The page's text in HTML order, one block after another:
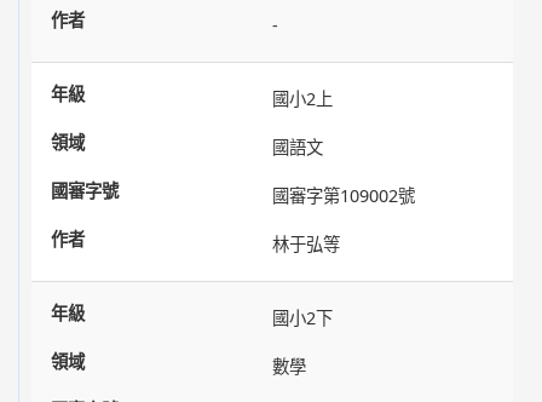
-
國小2上
國語文
國審字第109002號
林于弘等
國小2下
數學